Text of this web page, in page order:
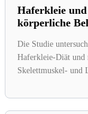
Haferkleie
körperliche
Die Studie
Haferkleie-Diät und
Skelettmuskel- und